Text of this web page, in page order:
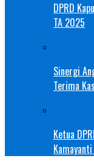
DPRD
TA 2025
Sinergi
Terima
Ketua